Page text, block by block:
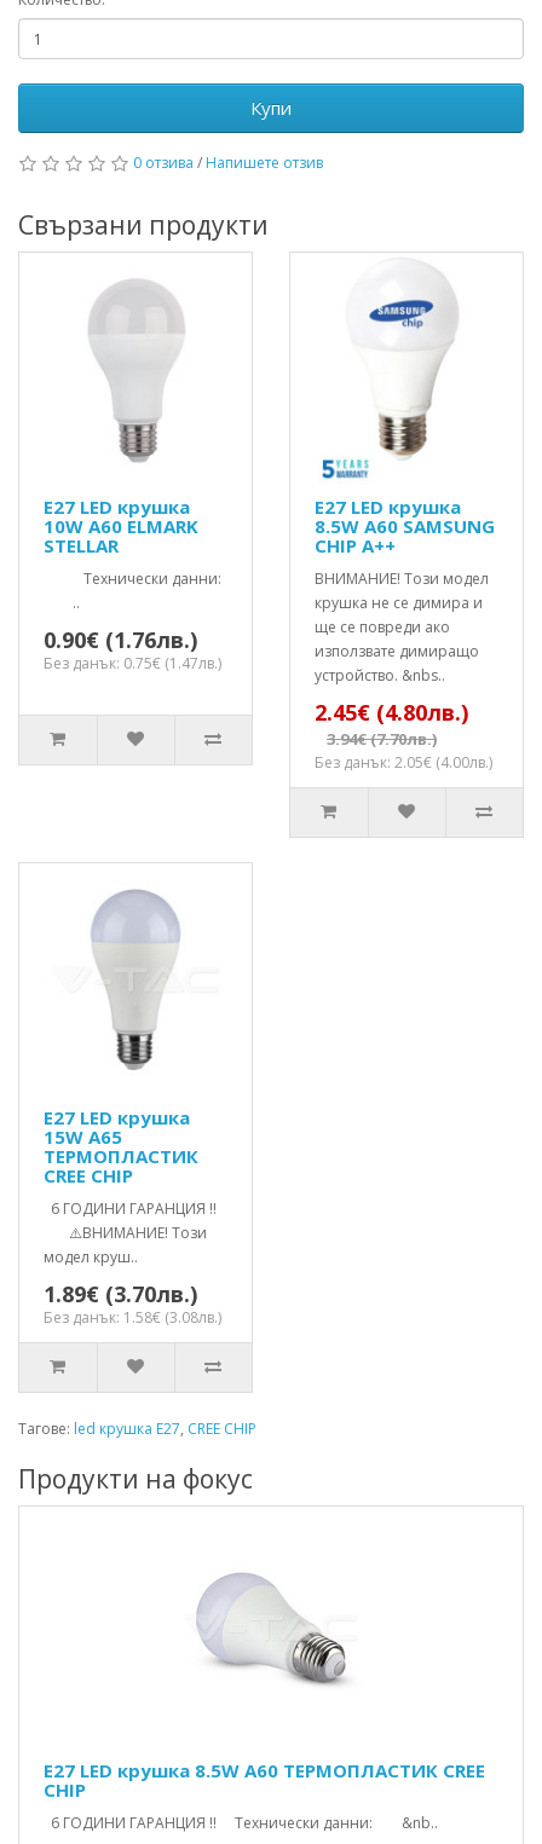
Купи
0 отзива / Напишете отзив
Свързани продукти
E27 LED крушка
10W A60 ELMARK
STELLAR
Технически данни:
..
0.90€ (1.76лв.)
Без данък: 0.75€ (1.47лв.)
E27 LED крушка
8.5W A60 SAMSUNG
CHIP A++
ВНИМАНИЕ! Този модел
крушка не се димира и
ще се повреди ако
използвате димиращо
устройство. &nbs..
2.45€ (4.80лв.)
3.94€ (7.70лв.)
Без данък: 2.05€ (4.00лв.)
E27 LED крушка
15W A65
ТЕРМОПЛАСТИК
CREE CHIP
6 ГОДИНИ ГАРАНЦИЯ !!
⚠️ВНИМАНИЕ! Този
модел круш..
1.89€ (3.70лв.)
Без данък: 1.58€ (3.08лв.)
Тагове: led крушка E27, CREE CHIP
Продукти на фокус
E27 LED крушка 8.5W A60 ТЕРМОПЛАСТИК CREE
CHIP
6 ГОДИНИ ГАРАНЦИЯ !! Технически данни: &nb..